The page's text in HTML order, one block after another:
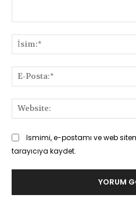
Ismimi, e-postamı ve web
tarayıcıya kaydet.